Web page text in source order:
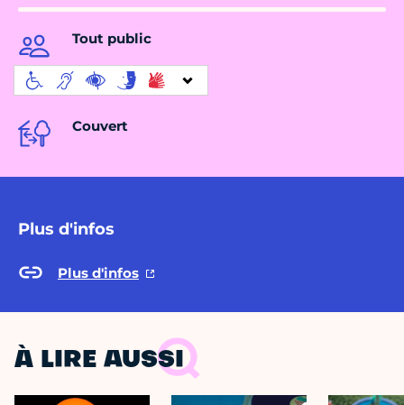
Tout public
Couvert
Plus d'infos
Plus d'infos
À LIRE AUSSI